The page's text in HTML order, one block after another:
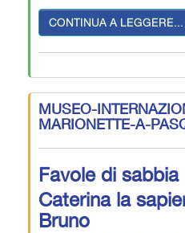
CONTINUA A LEGGERE...
MUSEO-
MARIONETTE-A-
Favole di sabbia
Caterina la
Bruno